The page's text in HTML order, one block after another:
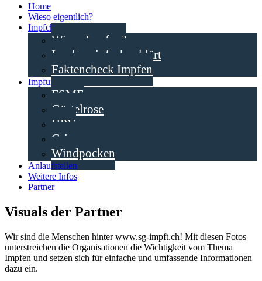
Home
Wieso eigentlich?
Impfcheck
Wieso Impfen?
Impfen einfach erklärt
Faktencheck Impfen
Impfungen
FSME
Gürtelrose
HPV
Grippe
Windpocken
Anlaufstellen
Weitere Infos
Partner
Visuals der Partner
Wir sind die Menschen hinter www.sg-impft.ch! Mit diesen Fotos
unterstreichen die Organisationen die Wichtigkeit vom Thema
Impfen und setzen sich für einfache und umfassende Informationen
dazu ein.